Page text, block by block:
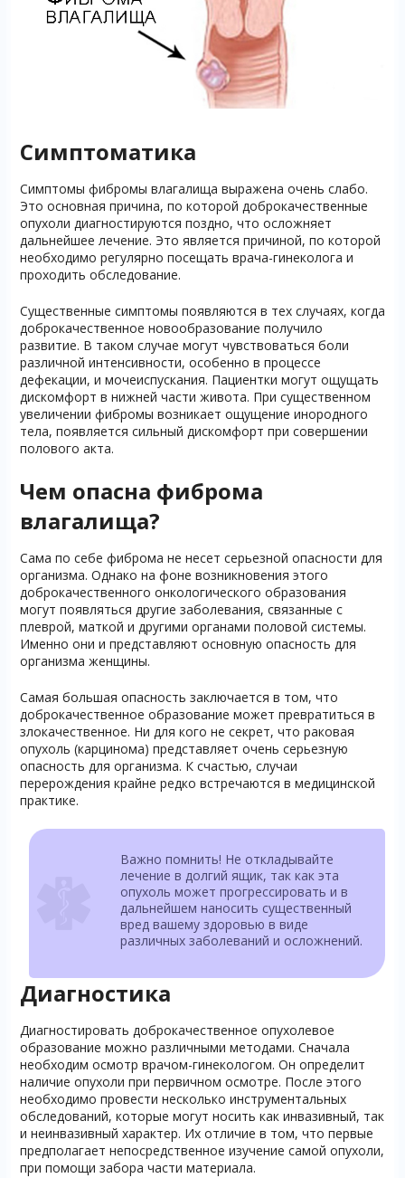
Симптоматика
Симптомы фибромы влагалища выражена очень слабо.
Это основная причина, по которой доброкачественные
опухоли диагностируются поздно, что осложняет
дальнейшее лечение. Это является причиной, по которой
необходимо регулярно посещать врача-гинеколога и
проходить обследование.
Существенные симптомы появляются в тех случаях, когда
доброкачественное новообразование получило
развитие. В таком случае могут чувствоваться боли
различной интенсивности, особенно в процессе
дефекации, и мочеиспускания. Пациентки могут ощущать
дискомфорт в нижней части живота. При существенном
увеличении фибромы возникает ощущение инородного
тела, появляется сильный дискомфорт при совершении
полового акта.
Чем опасна фиброма
влагалища?
Сама по себе фиброма не несет серьезной опасности для
организма. Однако на фоне возникновения этого
доброкачественного онкологического образования
могут появляться другие заболевания, связанные с
плеврой, маткой и другими органами половой системы.
Именно они и представляют основную опасность для
организма женщины.
Самая большая опасность заключается в том, что
доброкачественное образование может превратиться в
злокачественное. Ни для кого не секрет, что раковая
опухоль (карцинома) представляет очень серьезную
опасность для организма. К счастью, случаи
перерождения крайне редко встречаются в медицинской
практике.
Важно помнить! Не откладывайте
лечение в долгий ящик, так как эта
опухоль может прогрессировать и в
дальнейшем наносить существенный
вред вашему здоровью в виде
различных заболеваний и осложнений.
Диагностика
Диагностировать доброкачественное опухолевое
образование можно различными методами. Сначала
необходим осмотр врачом-гинекологом. Он определит
наличие опухоли при первичном осмотре. После этого
необходимо провести несколько инструментальных
обследований, которые могут носить как инвазивный, так
и неинвазивный характер. Их отличие в том, что первые
предполагает непосредственное изучение самой опухоли,
при помощи забора части материала.